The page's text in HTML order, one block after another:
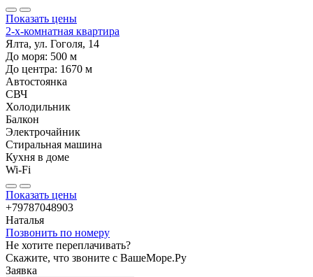
Показать цены
2-х-комнатная квартира
Ялта, ул. Гоголя, 14
До моря: 500 м
До центра: 1670 м
Автостоянка
СВЧ
Холодильник
Балкон
Электрочайник
Стиральная машина
Кухня в доме
Wi-Fi
Показать цены
+79787048903
Наталья
Позвонить по номеру
Не хотите переплачивать?
Скажите, что звоните с ВашеМоре.Ру
Заявка